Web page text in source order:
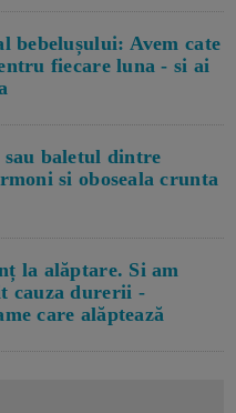
bebelușului: Avem cate
fiecare luna - si ai
sau baletul dintre
si oboseala crunta
la alăptare. Si am
cauza durerii -
care alăptează